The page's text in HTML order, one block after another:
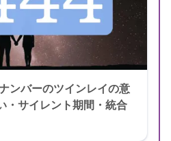
ンバーのツインレイの意
・サイレント期間・統合